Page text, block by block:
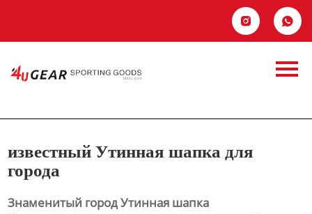
 
Контакты
шапка для города
известный Утинная шапка для
города
Знаменитый город Утинная шапка